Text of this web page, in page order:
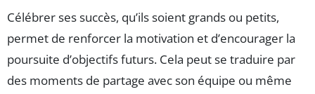
Célébrer ses succès, qu’ils soient grands ou petits,
permet de renforcer la motivation et d’encourager la
poursuite d’objectifs futurs. Cela peut se traduire par
des moments de partage avec son équipe ou même